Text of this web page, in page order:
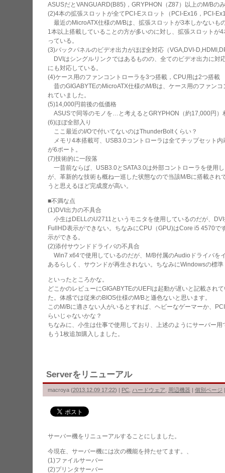
ASUSだとVANGUARD(B85)，GRYPHON（Z87）以上のM/Bの
(2)4本の拡張スロットが全てPCI-Eスロット（PCI-Ex16，PCI-
最近のMicroATX仕様のM/Bは、拡張スロットが3本しかないも
1本以上搭載していることの方が多いのに対し、拡張スロットが
っている。
(3)バックパネルのビデオ出力がほぼ全対応（VGA,DVI-
DVIはシングルリンクではあるものの、全てのビデオ出力に対
にも対応している。
(4)ケース用のファンコントローラを3つ搭載，CPU用は2つ搭載
昔のGIGABYTEのMicroATX仕様のM/Bは、ケース用のファン
れていました。
(5)14,000円前後の低価格
ASUSで同等のモノを…と考えるとGRYPHON（約17,000円
(6)ほぼ全部入り
ここ最近のI/Oで付いてないのはThunderBoltくらい？
メモリ4本搭載可、USB3.0コントローラは全てチップセット
が6ポート。
(7)技術的に一段落
一昔前ならば、USB3.0とSATA3.0は外部コントローラを使用
が、革新的な技術も概ね一巡した状態なので当該M/Bに搭載さ
うと思えるほど完成度が高い。
■不満な点
(1)DVI出力の不具合
小生はDELLのU2711というモニタを使用しているのだが、
FullHD表示ができない。ちなみにCPU（GPU)はCore i5 4570
示ができる。
(2)添付サウンドドライバの不具合
Win7 x64で使用しているのだが、M/B付属のAudioドライバを
あるらしく、サウンドが再生されない。ちなみにWindowsの標
といったところかな。
どこかのレビューにGIGABYTEのUEFIは起動が遅いと記載され
た。体感では従来のBIOS仕様のM/Bと遜色ないと思います。
このM/Bに適さない人がいるとすれば、ヘビーなゲーマーか、
らいじゃないかな？
ちなみに、小生は仕事で使用しており、上述のようにサーバー
もう1枚追加購入しました。
Serverをリニューアル
macroya (2013.12.09 17:22) | PC ハードウェア 周辺機器 | 個別ページ
サーバー機をリニューアルすることにしました。
今現在、サーバー機には次の機能を持たせてます。、
(1)ファイルサーバー
(2)プリンタサーバー